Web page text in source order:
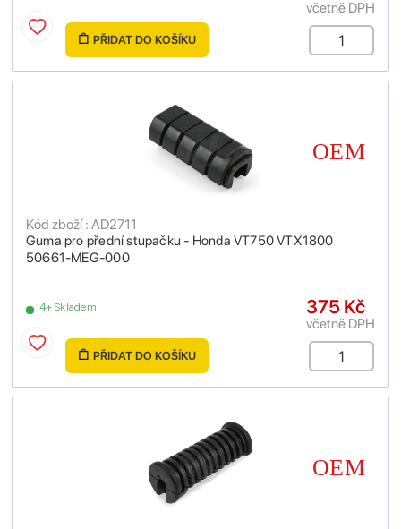
včetně DPH
PŘIDAT DO KOŠÍKU
Guma pro přední stupačku - Honda VT750 VTX1800
50661-MEG-000
Kód zboží : AD2711
4+ Skladem 375 Kč
včetně DPH
PŘIDAT DO KOŠÍKU